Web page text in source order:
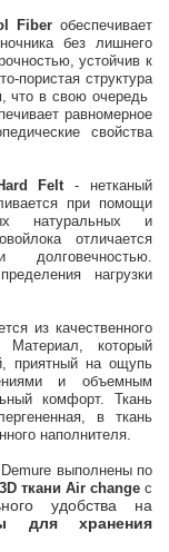
Fiberобеспечивает
без лишнего
устойчив к
пористая структура
что в свою очередь
равномерное
свойства
Felt- нетканый
при помощи
натуральных и
отличается
долговечностью.
нагрузки
из качественного
Материал, который
приятный на ощупь
и объемным
комфорт. Ткань
в ткань
наполнителя.
выполнены по
3D ткани Air change с
удобства на
для хранения